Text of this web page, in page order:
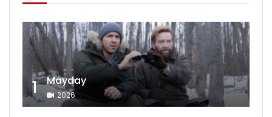
1 Mayday
2026